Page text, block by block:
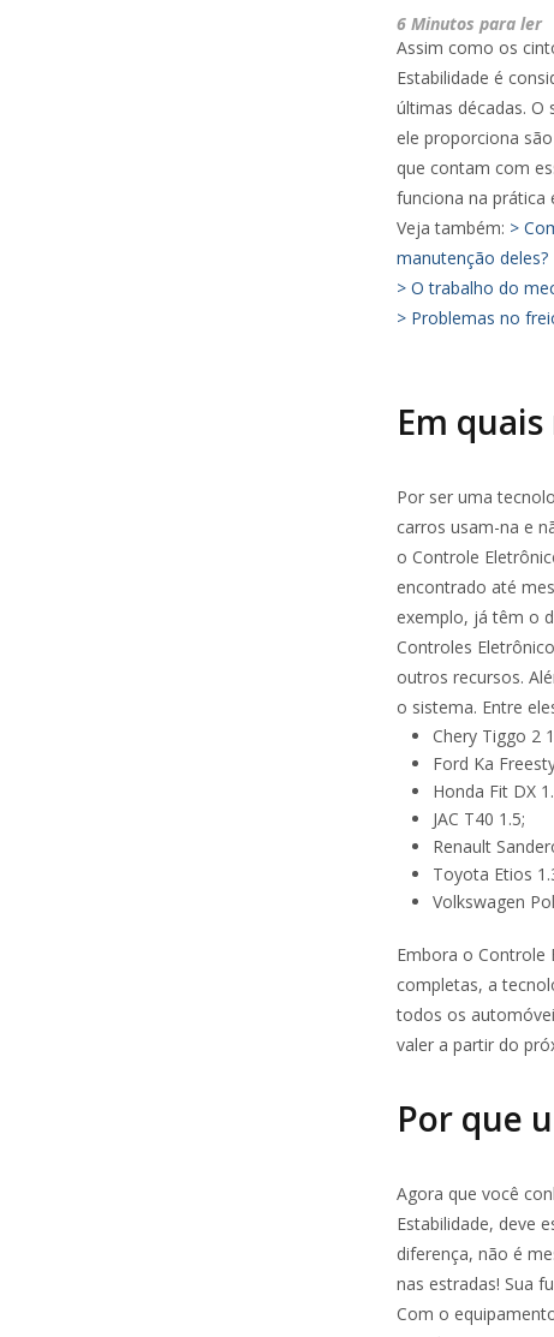
6 Minutos para ler
Assim como os
Estabilidade é
últimas décadas.
ele proporciona
que contam com
funciona na prática
Veja também: >
manutenção deles?
> O trabalho do
> Problemas no
Em
Por ser uma
carros usam-na e
o Controle
encontrado até
exemplo, já têm o
Controles
outros recursos.
o sistema. Entre
Chery Tiggo 2
Ford Ka
Honda Fit DX
JAC T40 1.5;
Renault
Toyota Etios
Volkswagen
Embora o Controle
completas, a
todos os
valer a partir do
Por que
Agora que você
Estabilidade, deve
diferença, não é
nas estradas! Sua
Com o